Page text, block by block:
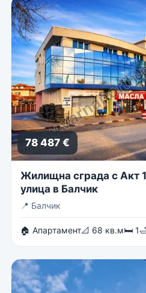
78 487 €
Жилищна сграда с Акт
улица в Балчик
📍 Балчик
🏠 Апартамент📐 68 кв.м🛏 1